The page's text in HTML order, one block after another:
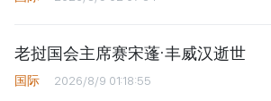
老挝国会主席赛宋蓬·丰威汉逝世
国际 2026/8/9 01:18:55